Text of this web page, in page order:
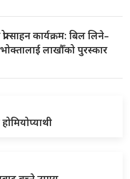
प्रोत्साहन कार्यक्रम: बिल लिने–
लाखौँको पुरस्कार